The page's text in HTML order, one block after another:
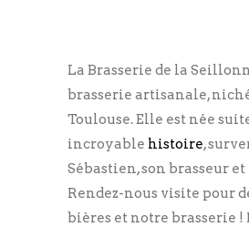
La Brasserie de la
brasserie artisanale,
Toulouse. Elle est née
incroyable histoire,
Sébastien, son brasseur
Rendez-nous visite pour
bières et notre brasserie